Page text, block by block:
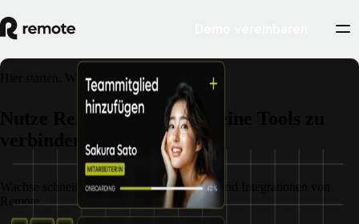
Hier starten. Weltweit wachsen.
Nutze Remotes APIs, um deine Tools zu
verbinden und zu skalieren
Wachse schneller und stärker mit den APIs und Integrationen von
Remote.